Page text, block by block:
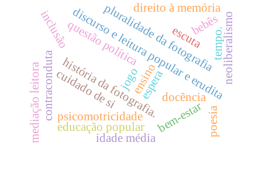
discurso e leitura popular e erudita
pluralidade da fotografia
história da fotografia.
escuta
jogoespera
psicomotricidade
educação popular
direito à memória
questão política
docência
neoliberalismo
cuidado de si
contraconduta
tempo.
inclusão
bem-estar
mediação leitora ensino
idade média
bebês
poesia